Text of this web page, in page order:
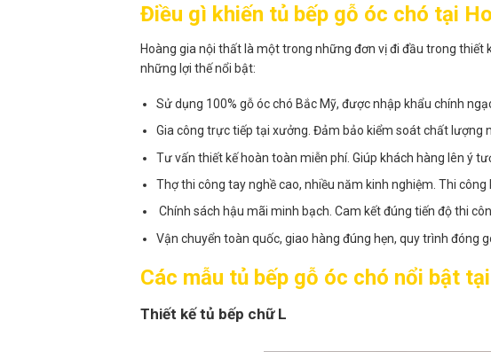
Điều gì khiến tủ bếp gỗ óc chó tại
Hoàng gia nội thất là một trong những đơn vị đi đầu trong thiết
những lợi thế nổi bật:
Sử dụng 100% gỗ óc chó Bắc Mỹ, được nhập khẩu chính
Gia công trực tiếp tại xưởng. Đảm bảo kiểm soát chất lượng
Tư vấn thiết kế hoàn toàn miễn phí. Giúp khách hàng lên ý
Thợ thi công tay nghề cao, nhiều năm kinh nghiệm. Thi
Chính sách hậu mãi minh bạch. Cam kết đúng tiến độ thi
Vận chuyển toàn quốc, giao hàng đúng hẹn, quy trình đóng
Các mẫu tủ bếp gỗ óc chó nổi bật
Thiết kế tủ bếp chữ L